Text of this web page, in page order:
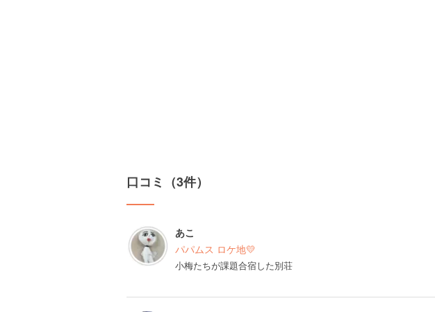
口コミ（3件）
あこ
パパムス ロケ地💛
小梅たちが課題合宿した別荘